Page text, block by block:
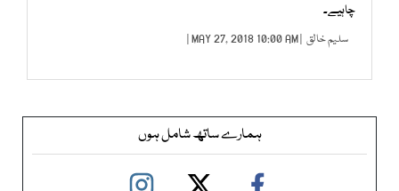
چاہیے۔
سلیم خالق | MAY 27, 2018 10:00 AM |
ہمارے ساتھ شامل ہوں